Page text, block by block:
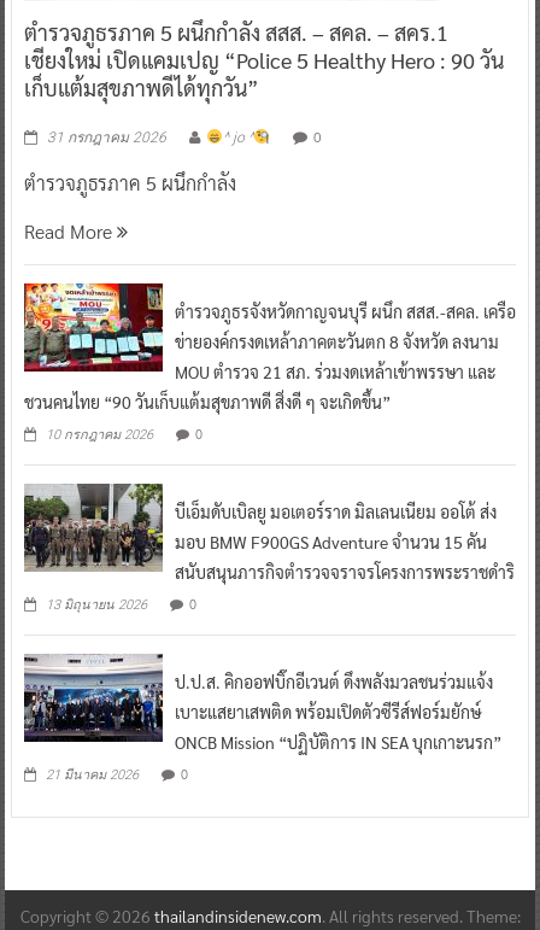
ตำรวจภูธรภาค 5 ผนึกกำลัง สสส. – สคล. – สคร.1
เชียงใหม่ เปิดแคมเปญ “Police 5 Healthy Hero : 90 วัน
เก็บแต้มสุขภาพดีได้ทุกวัน”
31 กรกฎาคม 2026 ^ jo ^ 0
ตำรวจภูธรภาค 5 ผนึกกำลัง
Read More
ตำรวจภูธรจังหวัดกาญจนบุรี ผนึก สสส.-สคล. เครือ
ข่ายองค์กรงดเหล้าภาคตะวันตก 8 จังหวัด ลงนาม
MOU ตำรวจ 21 สภ. ร่วมงดเหล้าเข้าพรรษา และ
ชวนคนไทย “90 วันเก็บแต้มสุขภาพดี สิ่งดี ๆ จะเกิดขึ้น”
10 กรกฎาคม 2026 0
บีเอ็มดับเบิลยู มอเตอร์ราด มิลเลนเนียม ออโต้ ส่ง
มอบ BMW F900GS Adventure จำนวน 15 คัน
สนับสนุนภารกิจตำรวจจราจรโครงการพระราชดำริ
13 มิถุนายน 2026 0
ป.ป.ส. คิกออฟบิ๊กอีเวนต์ ดึงพลังมวลชนร่วมแจ้ง
เบาะแสยาเสพติด พร้อมเปิดตัวซีรีส์ฟอร์มยักษ์
ONCB Mission “ปฏิบัติการ IN SEA บุกเกาะนรก”
21 มีนาคม 2026 0
Copyright © 2026 thailandinsidenew.com. All rights reserved. Theme: